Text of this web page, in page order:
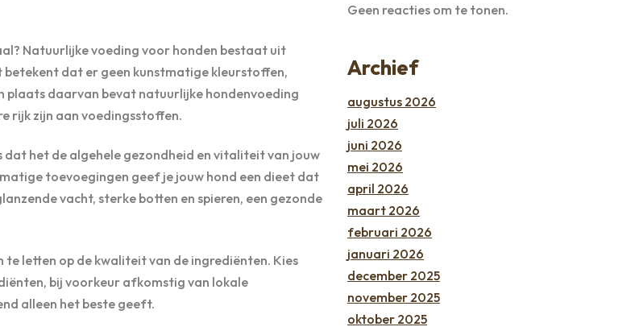
Natuurlijke voeding voor honden bestaat uit
dat er geen kunstmatige kleurstoffen,
daarvan bevat natuurlijke hondenvoeding
rijk zijn aan voedingsstoffen.
het de algehele gezondheid en vitaliteit van jouw
toevoegingen geef je jouw hond een dieet dat
vacht, sterke botten en spieren, een gezonde
letten op de kwaliteit van de ingrediënten. Kies
bij voorkeur afkomstig van lokale
alleen het beste geeft.
Geen reacties om te tonen.
Archief
augustus 2026
juli 2026
juni 2026
mei 2026
april 2026
maart 2026
februari 2026
januari 2026
december 2025
november 2025
oktober 2025